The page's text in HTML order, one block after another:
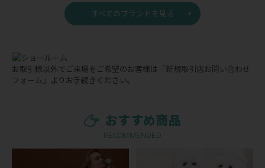
すべてのブランドを見る
お取引様以外でご来場をご希望のお客様は 「新規取引店お問い合わせ
フォーム」 よりお手続きください。
おすすめ商品
RECOMMENDED